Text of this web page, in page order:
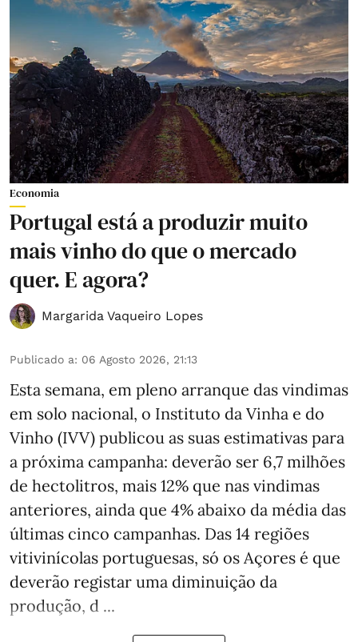
Economia
Portugal está a produzir muito
mais vinho do que o mercado
quer. E agora?
Margarida Vaqueiro Lopes
Publicado a: 06 Agosto 2026, 21:13
Esta semana, em pleno arranque das vindimas
em solo nacional, o Instituto da Vinha e do
Vinho (IVV) publicou as suas estimativas para
a próxima campanha: deverão ser 6,7 milhões
de hectolitros, mais 12% que nas vindimas
anteriores, ainda que 4% abaixo da média das
últimas cinco campanhas. Das 14 regiões
vitivinícolas portuguesas, só os Açores é que
deverão registar uma diminuição da
produção, d ...